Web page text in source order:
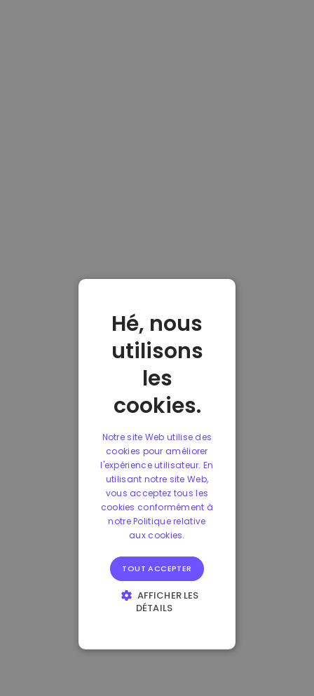
Hé, nous
utilisons
les
cookies.
Notre site Web utilise des
cookies pour améliorer
l'expérience utilisateur. En
utilisant notre site Web,
vous acceptez tous les
cookies conformément à
notre Politique relative
aux cookies.
TOUT ACCEPTER
AFFICHER LES
DÉTAILS